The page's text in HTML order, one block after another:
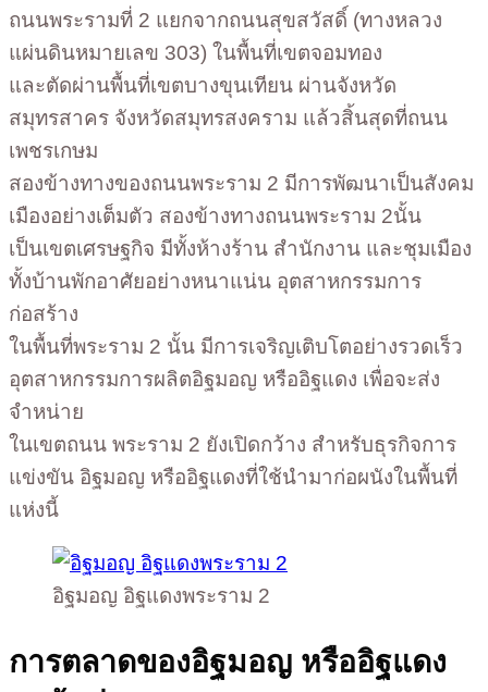
ถนนพระรามที่ 2 แยกจากถนนสุขสวัสดิ์ (ทางหลวง
แผ่นดินหมายเลข 303) ในพื้นที่เขตจอมทอง
และตัดผ่านพื้นที่เขตบางขุนเทียน ผ่านจังหวัด
สมุทรสาคร จังหวัดสมุทรสงคราม แล้วสิ้นสุดที่ถนน
เพชรเกษม
สองข้างทางของถนนพระราม 2 มีการพัฒนาเป็นสังคม
เมืองอย่างเต็มตัว สองข้างทางถนนพระราม 2นั้น
เป็นเขตเศรษฐกิจ มีทั้งห้างร้าน สำนักงาน และชุมเมือง
ทั้งบ้านพักอาศัยอย่างหนาแน่น อุตสาหกรรมการ
ก่อสร้าง
ในพื้นที่พระราม 2 นั้น มีการเจริญเติบโตอย่างรวดเร็ว
อุตสาหกรรมการผลิตอิฐมอญ หรืออิฐแดง เพื่อจะส่ง
จำหน่าย
ในเขตถนน พระราม 2 ยังเปิดกว้าง สำหรับธุรกิจการ
แข่งขัน อิฐมอญ หรืออิฐแดงที่ใช้นำมาก่อผนังในพื้นที่
แห่งนี้
อิฐมอญ อิฐแดงพระราม 2
การตลาดของอิฐมอญ หรืออิฐแดง